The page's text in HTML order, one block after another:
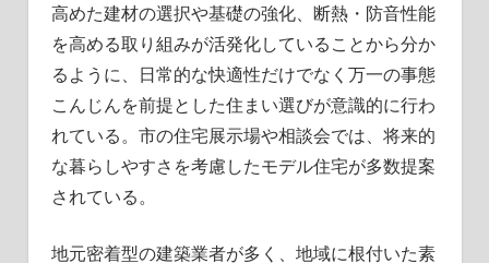
高めた建材の選択や基礎の強化、断熱・防音性能
を高める取り組みが活発化していることから分か
るように、日常的な快適性だけでなく万一の事態
こんじんを前提とした住まい選びが意識的に行わ
れている。市の住宅展示場や相談会では、将来的
な暮らしやすさを考慮したモデル住宅が多数提案
されている。
地元密着型の建築業者が多く、地域に根付いた素